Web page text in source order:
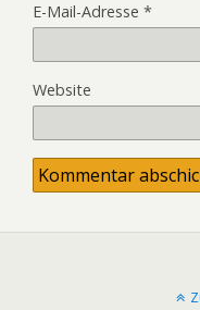
E-Mail-Adresse *
Website